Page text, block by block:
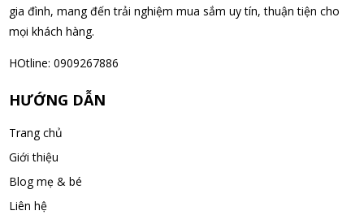
Nguyễn Văn Cảnh đã mua sản phẩm Sữa Meiji số 0 Hohoemi
08/08/2026
não Noguchi Ekisu 200 Viên
08/08/2026
Võ Huỳnh Lanh đã mua sản phẩm Viên uống tiền đình bổ não
gia đình, mang đến trải nghiệm mua sắm uy tín, thuận tiện cho
mọi khách hàng.
HOtline: 0909267886
HƯỚNG DẪN
Trang chủ
Giới thiệu
Blog mẹ & bé
Liên hệ